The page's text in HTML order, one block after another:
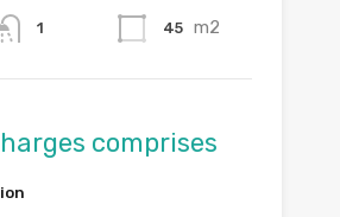
1 45 m2
comprises